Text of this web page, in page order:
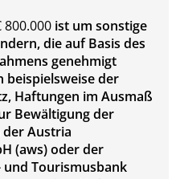
ist um sonstige
die auf Basis des
genehmigt
beispielsweise der
Haftungen im Ausmaß
Bewältigung der
der Austria
(aws) oder der
Tourismusbank